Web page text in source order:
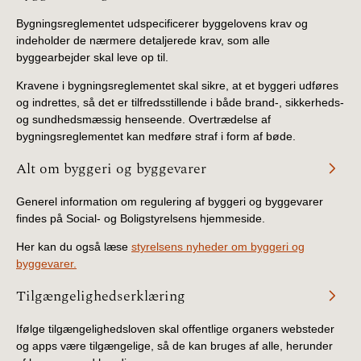
Bygningsreglementet udspecificerer byggelovens krav og
indeholder de nærmere detaljerede krav, som alle
byggearbejder skal leve op til.
Kravene i bygningsreglementet skal sikre, at et byggeri udføres
og indrettes, så det er tilfredsstillende i både brand-, sikkerheds-
og sundhedsmæssig henseende. Overtrædelse af
bygningsreglementet kan medføre straf i form af bøde.
Alt om byggeri og byggevarer
Generel information om regulering af byggeri og byggevarer
findes på Social- og Boligstyrelsens hjemmeside.
Her kan du også læse styrelsens nyheder om byggeri og
byggevarer.
Tilgængelighedserklæring
Ifølge tilgængelighedsloven skal offentlige organers websteder
og apps være tilgængelige, så de kan bruges af alle, herunder